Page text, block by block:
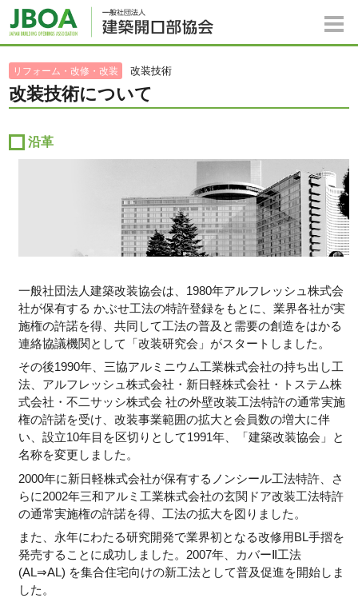
リフォーム・改修・改装 改装技術
改装技術について
沿革
一般社団法人建築改装協会は、1980年アルフレッシュ株式会
社が保有する かぶせ工法の特許登録をもとに、業界各社が実
施権の許諾を得、共同して工法の普及と需要の創造をはかる
連絡協議機関として「改装研究会」がスタートしました。
その後1990年、三協アルミニウム工業株式会社の持ち出し工
法、アルフレッシュ株式会社・新日軽株式会社・トステム株
式会社・不二サッシ株式会 社の外壁改装工法特許の通常実施
権の許諾を受け、改装事業範囲の拡大と会員数の増大に伴
い、設立10年目を区切りとして1991年、「建築改装協会」と
名称を変更しました。
2000年に新日軽株式会社が保有するノンシール工法特許、さ
らに2002年三和アルミ工業株式会社の玄関ドア改装工法特許
の通常実施権の許諾を得、工法の拡大を図りました。
また、永年にわたる研究開発で業界初となる改修用BL手摺を
発売することに成功しました。2007年、カバーⅡ工法
(AL⇒AL) を集合住宅向けの新工法として普及促進を開始しま
した。